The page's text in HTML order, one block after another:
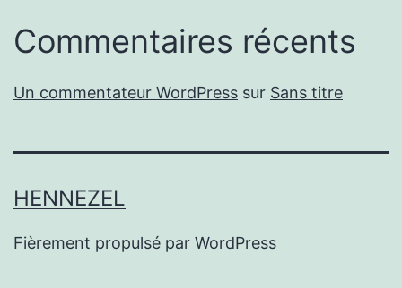
Commentaires récents
Un commentateur WordPress sur Sans titre
HENNEZEL
Fièrement propulsé par WordPress